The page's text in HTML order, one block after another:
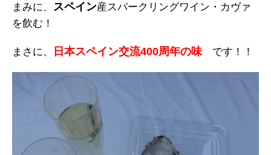
まみに、 スペイン産スパークリングワイン・カヴァ
を飲む！
まさに、 日本スペイン交流400周年の味です！！